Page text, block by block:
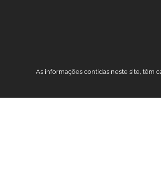
As informações contidas neste site, têm